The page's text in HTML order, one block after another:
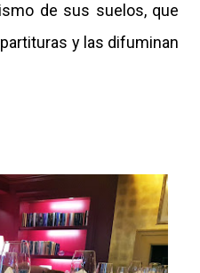
de sus suelos, que
y las difuminan